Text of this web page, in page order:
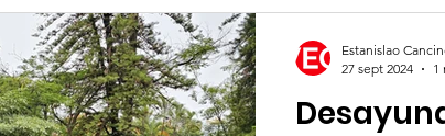
Estanislao
27 sept 2024
1